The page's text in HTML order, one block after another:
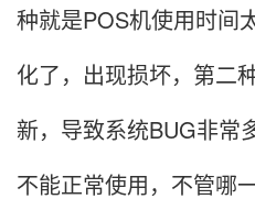
种就是POS机使用时间
化了，出现损坏，第二
新，导致系统BUG非常
不能正常使用，不管哪